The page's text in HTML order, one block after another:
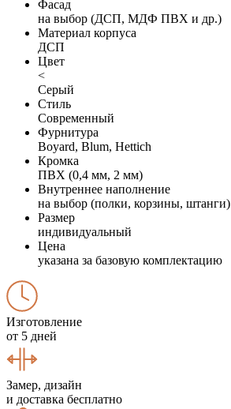
Фасад
на выбор (ДСП, МДФ ПВХ и др.)
Материал корпуса
ДСП
Цвет
<
Серый
Стиль
Современный
Фурнитура
Boyard, Blum, Hettich
Кромка
ПВХ (0,4 мм, 2 мм)
Внутреннее наполнение
на выбор (полки, корзины, штанги)
Размер
индивидуальный
Цена
указана за базовую комплектацию
Изготовление
от 5 дней
Замер, дизайн
и доставка бесплатно